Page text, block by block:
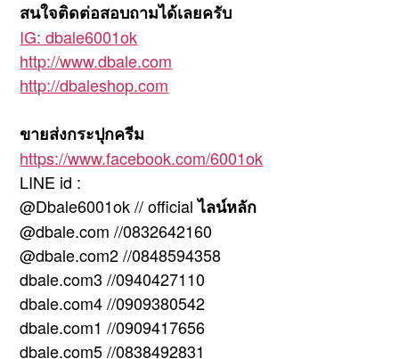
สนใจติดต่อสอบถามได้เลยครับ
IG: dbale6001ok
http://www.dbale.com
http://dbaleshop.com
ขายส่งกระปุกครีม
https://www.facebook.com/6001ok
LINE id :
@Dbale6001ok // officialไลน์หลัก
@dbale.com //0832642160
@dbale.com2 //0848594358
dbale.com3 //0940427110
dbale.com4 //0909380542
dbale.com1 //0909417656
dbale.com5 //0838492831